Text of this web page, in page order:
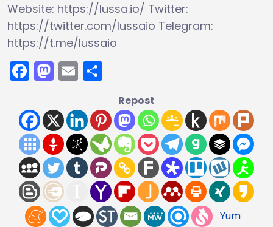
Website: https://lussa.io/ Twitter:
https://twitter.com/lussaio Telegram:
https://t.me/lussaio
Facebook
Mastodon
Email
Repost
Yum